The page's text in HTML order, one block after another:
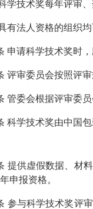
学技术奖每年评审、
有法人资格的组织
申请科学技术奖时
评审委员会按照评
管委会根据评审委
科学技术奖由中国
提供虚假数据、材
申报资格。
参与科学技术奖评